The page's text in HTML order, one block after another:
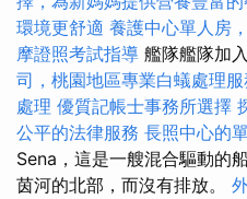
環境更舒適 養護中心單人房
摩證照考試指導 艦隊艦隊加
司，桃園地區專業白蟻處理服
處理 優質記帳士事務所選擇
公平的法律服務 長照中心的
Sena，這是一艘混合驅動的
茵河的北部，而沒有排放。